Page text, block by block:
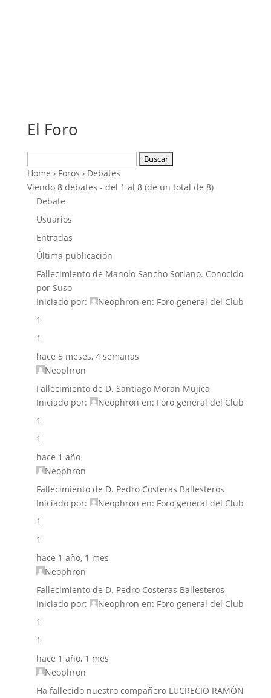
El Foro
Home › Foros › Debates
Viendo 8 debates - del 1 al 8 (de un total de 8)
Debate
Usuarios
Entradas
Última publicación
Fallecimiento de Manolo Sancho Soriano. Conocido
por Suso
Iniciado por:
Neophron en: Foro general del Club
1
1
hace 5 meses, 4 semanas
Neophron
Fallecimiento de D. Santiago Moran Mujica
Iniciado por:
Neophron en: Foro general del Club
1
1
hace 1 año
Neophron
Fallecimiento de D. Pedro Costeras Ballesteros
Iniciado por:
Neophron en: Foro general del Club
1
1
hace 1 año, 1 mes
Neophron
Fallecimiento de D. Pedro Costeras Ballesteros
Iniciado por:
Neophron en: Foro general del Club
1
1
hace 1 año, 1 mes
Neophron
Ha fallecido nuestro compañero LUCRECIO RAMÓN